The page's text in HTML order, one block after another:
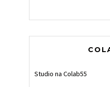
Studio na Colab55